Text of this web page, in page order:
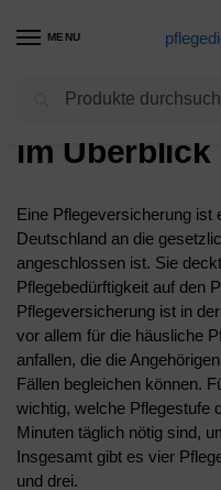
MENU
Die Pflege –
im Überblick
Eine Pflegeversicherung ist
Deutschland an die
angeschlossen ist. Sie
Pflegebedürftigkeit auf den
Pflegeversicherung ist in
vor allem für die häusliche
anfallen, die die
Fällen begleichen können.
wichtig, welche Pflegestufe
Minuten täglich nötig sind,
Insgesamt gibt es vier
und drei.